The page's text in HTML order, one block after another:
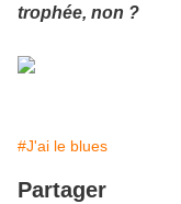
trophée, non ?
#J'ai le blues
Partager